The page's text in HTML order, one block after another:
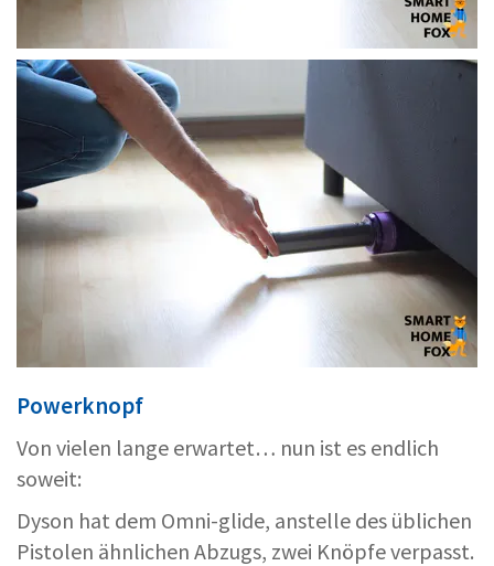
Powerknopf
Von vielen lange erwartet… nun ist es endlich
soweit:
Dyson hat dem Omni-glide, anstelle des üblichen
Pistolen ähnlichen Abzugs, zwei Knöpfe verpasst.